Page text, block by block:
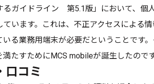
るガイドライン 第5.1版」において、個
ています。これは、不正アクセスによる
いる業務用端末が必要だということです
満たすためにMCS mobileが誕生したので
口コミ